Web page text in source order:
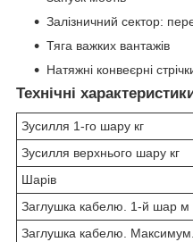
Залізничний сектор:
Тяга важких вантажів
Натяжні конвеєрні
Технічні
Зусилля 1-го шару кг
Зусилля верхнього шару кг
Шарів
Заглушка кабелю. 1-й шар м
Заглушка кабелю. Максимум.